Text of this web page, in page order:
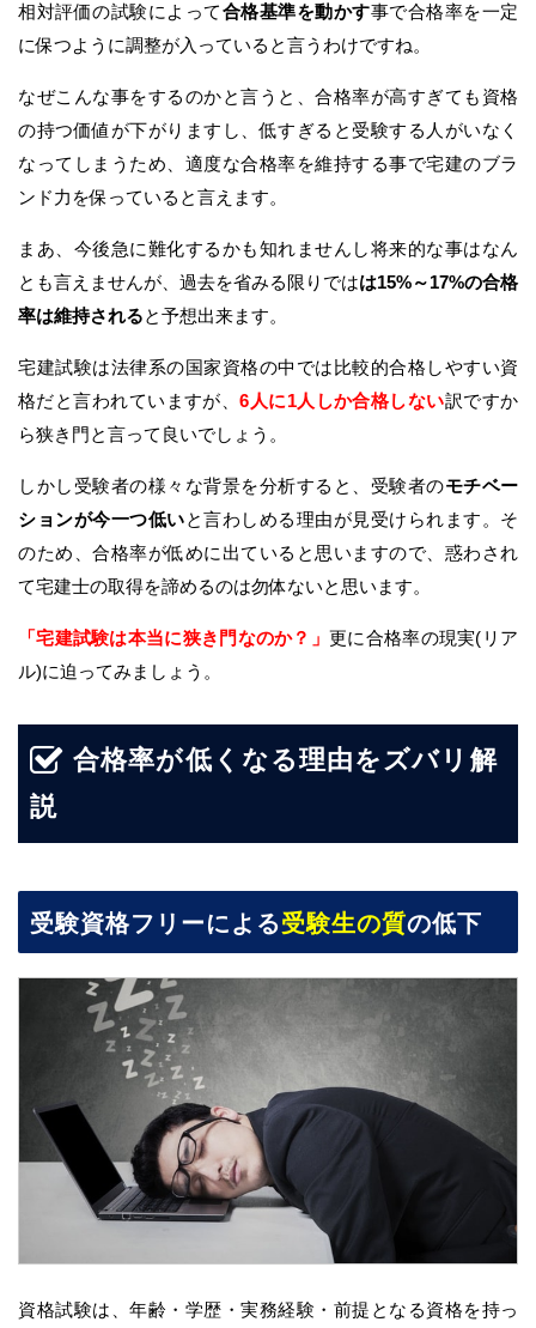
相対評価の試験によって合格基準を動かす事で合格率を一定
に保つように調整が入っていると言うわけですね。
なぜこんな事をするのかと言うと、合格率が高すぎても資格
の持つ価値が下がりますし、低すぎると受験する人がいなく
なってしまうため、適度な合格率を維持する事で宅建のブラ
ンド力を保っていると言えます。
まあ、今後急に難化するかも知れませんし将来的な事はなん
とも言えませんが、過去を省みる限りではは15%～17%の合格
率は維持されると予想出来ます。
宅建試験は法律系の国家資格の中では比較的合格しやすい資
格だと言われていますが、6人に1人しか合格しない訳ですか
ら狭き門と言って良いでしょう。
しかし受験者の様々な背景を分析すると、受験者のモチベー
ションが今一つ低いと言わしめる理由が見受けられます。そ
のため、合格率が低めに出ていると思いますので、惑わされ
て宅建士の取得を諦めるのは勿体ないと思います。
「宅建試験は本当に狭き門なのか？」更に合格率の現実(リア
ル)に迫ってみましょう。
合格率が低くなる理由をズバリ解
説
受験資格フリーによる受験生の質の低下
資格試験は、年齢・学歴・実務経験・前提となる資格を持っ